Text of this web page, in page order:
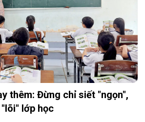
thêm: Đừng chỉ siết "ngọn",
lớp học